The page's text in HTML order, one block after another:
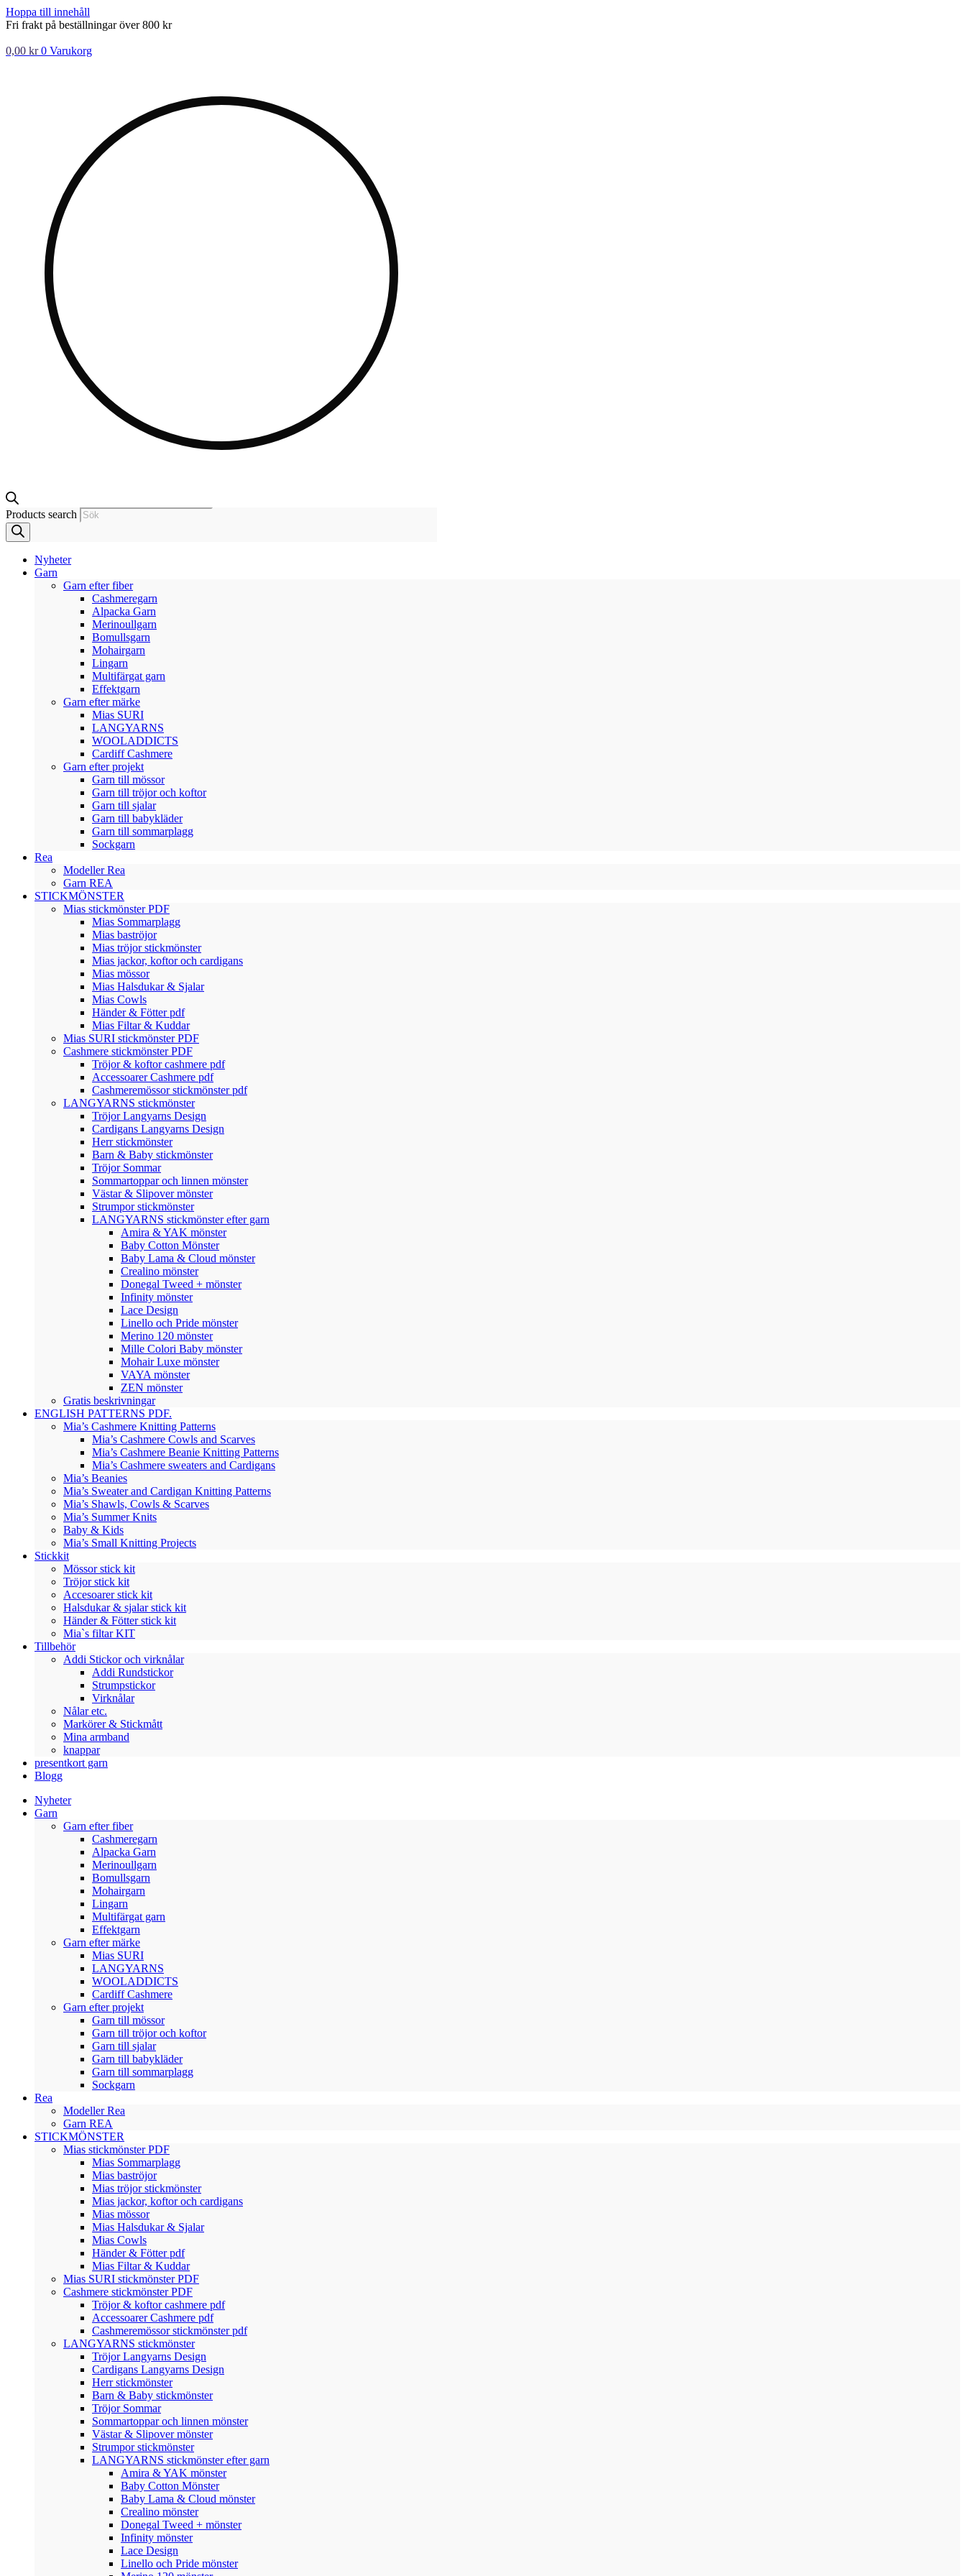
Hoppa till innehåll
Fri frakt på beställningar över 800 kr
0,00 kr 0 Varukorg
Products search
Nyheter
Garn
Garn efter fiber
Cashmeregarn
Alpacka Garn
Merinoullgarn
Bomullsgarn
Mohairgarn
Lingarn
Multifärgat garn
Effektgarn
Garn efter märke
Mias SURI
LANGYARNS
WOOLADDICTS
Cardiff Cashmere
Garn efter projekt
Garn till mössor
Garn till tröjor och koftor
Garn till sjalar
Garn till babykläder
Garn till sommarplagg
Sockgarn
Rea
Modeller Rea
Garn REA
STICKMÖNSTER
Mias stickmönster PDF
Mias Sommarplagg
Mias baströjor
Mias tröjor stickmönster
Mias jackor, koftor och cardigans
Mias mössor
Mias Halsdukar & Sjalar
Mias Cowls
Händer & Fötter pdf
Mias Filtar & Kuddar
Mias SURI stickmönster PDF
Cashmere stickmönster PDF
Tröjor & koftor cashmere pdf
Accessoarer Cashmere pdf
Cashmeremössor stickmönster pdf
LANGYARNS stickmönster
Tröjor Langyarns Design
Cardigans Langyarns Design
Herr stickmönster
Barn & Baby stickmönster
Tröjor Sommar
Sommartoppar och linnen mönster
Västar & Slipover mönster
Strumpor stickmönster
LANGYARNS stickmönster efter garn
Amira & YAK mönster
Baby Cotton Mönster
Baby Lama & Cloud mönster
Crealino mönster
Donegal Tweed + mönster
Infinity mönster
Lace Design
Linello och Pride mönster
Merino 120 mönster
Mille Colori Baby mönster
Mohair Luxe mönster
VAYA mönster
ZEN mönster
Gratis beskrivningar
ENGLISH PATTERNS PDF.
Mia’s Cashmere Knitting Patterns
Mia’s Cashmere Cowls and Scarves
Mia’s Cashmere Beanie Knitting Patterns
Mia’s Cashmere sweaters and Cardigans
Mia’s Beanies
Mia’s Sweater and Cardigan Knitting Patterns
Mia’s Shawls, Cowls & Scarves
Mia’s Summer Knits
Baby & Kids
Mia’s Small Knitting Projects
Stickkit
Mössor stick kit
Tröjor stick kit
Accesoarer stick kit
Halsdukar & sjalar stick kit
Händer & Fötter stick kit
Mia`s filtar KIT
Tillbehör
Addi Stickor och virknålar
Addi Rundstickor
Strumpstickor
Virknålar
Nålar etc.
Markörer & Stickmått
Mina armband
knappar
presentkort garn
Blogg
Nyheter
Garn
Garn efter fiber
Cashmeregarn
Alpacka Garn
Merinoullgarn
Bomullsgarn
Mohairgarn
Lingarn
Multifärgat garn
Effektgarn
Garn efter märke
Mias SURI
LANGYARNS
WOOLADDICTS
Cardiff Cashmere
Garn efter projekt
Garn till mössor
Garn till tröjor och koftor
Garn till sjalar
Garn till babykläder
Garn till sommarplagg
Sockgarn
Rea
Modeller Rea
Garn REA
STICKMÖNSTER
Mias stickmönster PDF
Mias Sommarplagg
Mias baströjor
Mias tröjor stickmönster
Mias jackor, koftor och cardigans
Mias mössor
Mias Halsdukar & Sjalar
Mias Cowls
Händer & Fötter pdf
Mias Filtar & Kuddar
Mias SURI stickmönster PDF
Cashmere stickmönster PDF
Tröjor & koftor cashmere pdf
Accessoarer Cashmere pdf
Cashmeremössor stickmönster pdf
LANGYARNS stickmönster
Tröjor Langyarns Design
Cardigans Langyarns Design
Herr stickmönster
Barn & Baby stickmönster
Tröjor Sommar
Sommartoppar och linnen mönster
Västar & Slipover mönster
Strumpor stickmönster
LANGYARNS stickmönster efter garn
Amira & YAK mönster
Baby Cotton Mönster
Baby Lama & Cloud mönster
Crealino mönster
Donegal Tweed + mönster
Infinity mönster
Lace Design
Linello och Pride mönster